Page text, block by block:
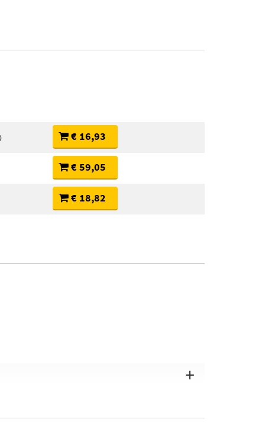
€ 16,93
€ 59,05
€ 18,82